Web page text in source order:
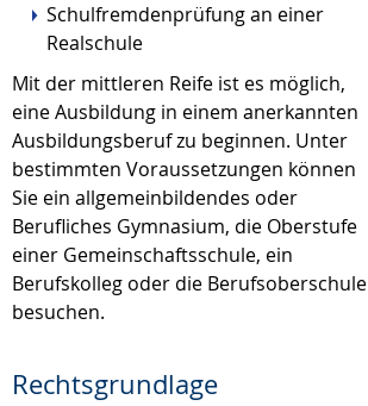
Schulfremdenprüfung an einer
Realschule
Mit der mittleren Reife ist es möglich,
eine Ausbildung in einem anerkannten
Ausbildungsberuf zu beginnen. Unter
bestimmten Voraussetzungen können
Sie ein allgemeinbildendes oder
Berufliches Gymnasium, die Oberstufe
einer Gemeinschaftsschule, ein
Berufskolleg oder die Berufsoberschule
besuchen.
Rechtsgrundlage